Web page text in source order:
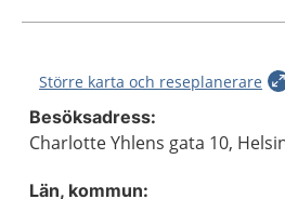
Större karta och reseplanerare
Besöksadress:
Charlotte Yhlens gata 10,
Län, kommun: